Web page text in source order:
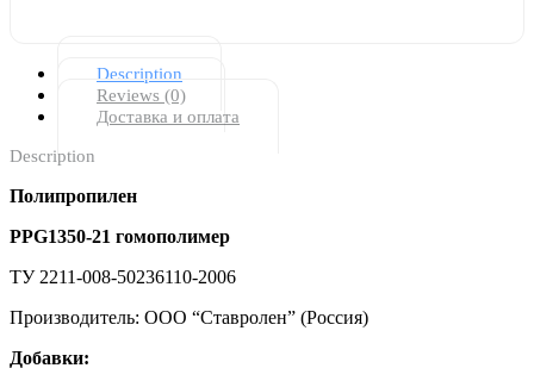
Description
Reviews (0)
Доставка и оплата
Description
Полипропилен
PPG1350-21 гомополимер
ТУ 2211-008-50236110-2006
Производитель: ООО “Ставролен” (Россия)
Добавки: